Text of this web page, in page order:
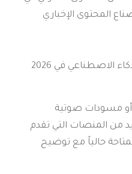
الإخباري
أبرز أدوات التعليق الصوتي بالذكاء الاصطناعي في 2026
مسودات صوتية
المنصات التي تقدم
حالياً مع توضيح